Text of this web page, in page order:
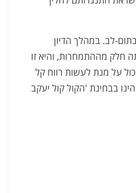
לב. במהלך הדיון
חלק מההתמחרות, והיא זו
על מנת לעשות רווח קל
בבחינת 'הקול קול יעקב